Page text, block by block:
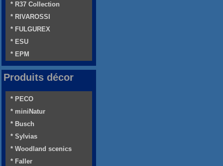
* R37 Collection
* RIVAROSSI
* FULGUREX
* ESU
* EPM
Produits décor
* PECO
* miniNatur
* Busch
* Sylvias
* Woodland scenics
* Faller